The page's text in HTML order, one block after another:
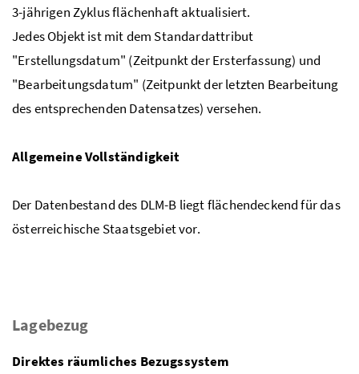
3-jährigen Zyklus flächenhaft aktualisiert.
Jedes Objekt ist mit dem Standardattribut
"Erstellungsdatum" (Zeitpunkt der Ersterfassung) und
"Bearbeitungsdatum" (Zeitpunkt der letzten Bearbeitung
des entsprechenden Datensatzes) versehen.
Allgemeine Vollständigkeit
Der Datenbestand des DLM-B liegt flächendeckend für das
österreichische Staatsgebiet vor.
Lagebezug
Direktes räumliches Bezugssystem